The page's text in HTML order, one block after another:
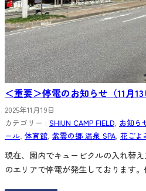
＜重要＞停電のお知らせ（11月13
2025年11月19日
カテゴリー : SHIUN CAMP FIELD お知ら
ール 体育館 紫雲の郷 温泉 SPA 花ごよ
現在、園内でキュービクルの入れ替
のエリアで停電が発生しております